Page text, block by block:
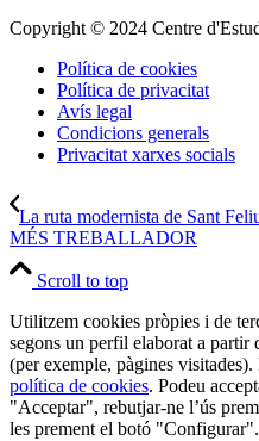
Copyright © 2024 Centre
Política de cookies
Política de privacitat
Avís legal
Condicions generals
Privacitat xarxes socials
La ruta modernista de Sant
MÉS TREBALLADOR
Scroll to top
Utilitzem cookies pròpies i de
segons un perfil elaborat a partir
(per exemple, pàgines
política de cookies. Podeu
"Acceptar", rebutjar-ne l’ús
les prement el botó "Configurar".